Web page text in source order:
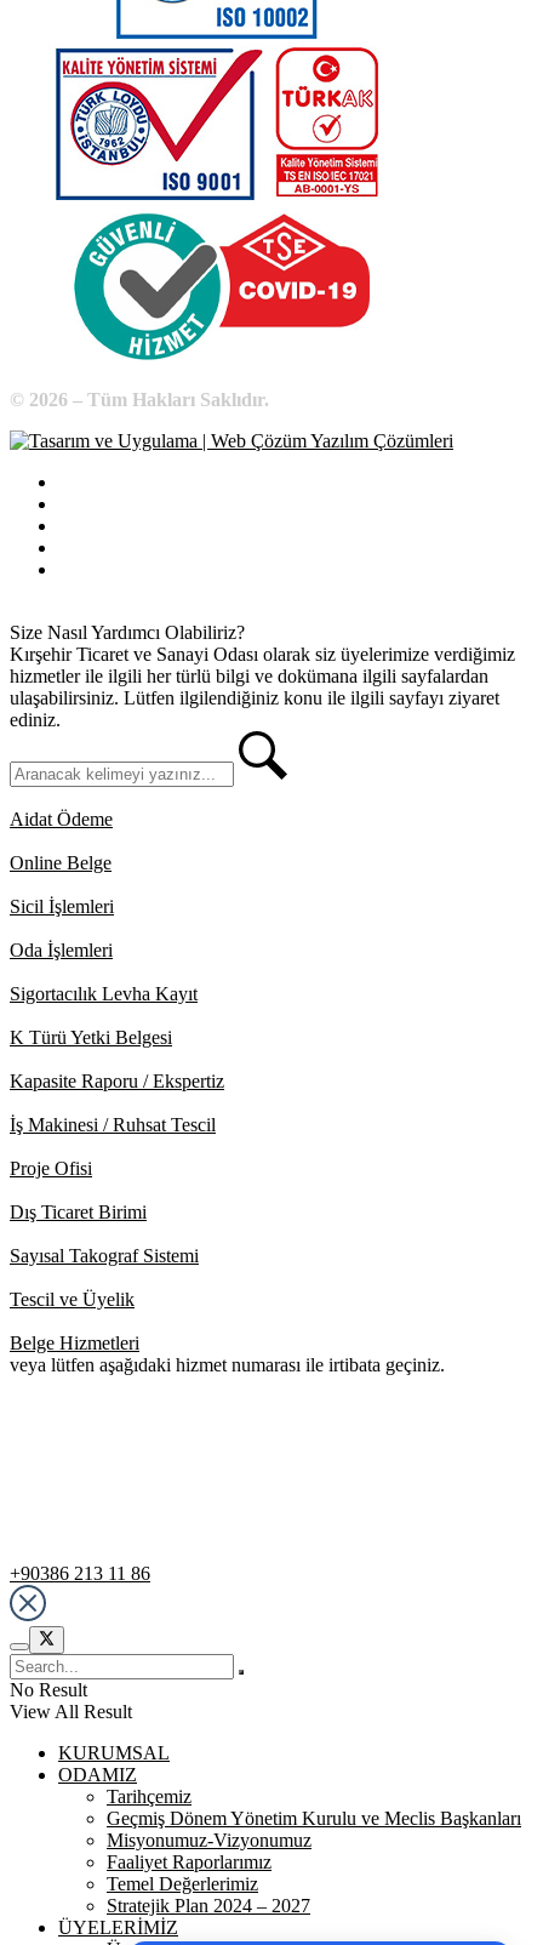
© 2026 – Tüm Hakları Saklıdır.
Size Nasıl Yardımcı Olabiliriz?
Kırşehir Ticaret ve Sanayi Odası olarak siz üyelerimize verdiğimiz
hizmetler ile ilgili her türlü bilgi ve dokümana ilgili sayfalardan
ulaşabilirsiniz. Lütfen ilgilendiğiniz konu ile ilgili sayfayı ziyaret
ediniz.
Aidat Ödeme
Online Belge
Sicil İşlemleri
Oda İşlemleri
Sigortacılık Levha Kayıt
K Türü Yetki Belgesi
Kapasite Raporu / Ekspertiz
İş Makinesi / Ruhsat Tescil
Proje Ofisi
Dış Ticaret Birimi
Sayısal Takograf Sistemi
Tescil ve Üyelik
Belge Hizmetleri
veya lütfen aşağıdaki hizmet numarası ile irtibata geçiniz.
+90386 213 11 86
No Result
View All Result
KURUMSAL
ODAMIZ
Tarihçemiz
Geçmiş Dönem Yönetim Kurulu ve Meclis Başkanları
Misyonumuz-Vizyonumuz
Faaliyet Raporlarımız
Temel Değerlerimiz
Stratejik Plan 2024 – 2027
ÜYELERİMİZ